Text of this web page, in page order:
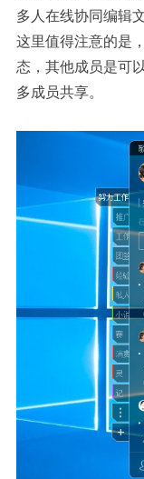
多人在线协同编辑
这里值得注意的是
态，其他成员是可
多成员共享。